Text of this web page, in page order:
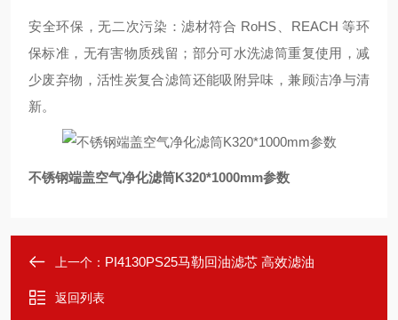
安全环保，无二次污染 ：滤材符合 RoHS、REACH 等环
保标准，无有害物质残留；部分可水洗滤筒重复使用，减
少废弃物，活性炭复合滤筒还能吸附异味，兼顾洁净与清
新。
不锈钢端盖空气净化滤筒K320*1000mm参数
上一个： PI4130PS25马勒回油滤芯 高效滤油
返回列表